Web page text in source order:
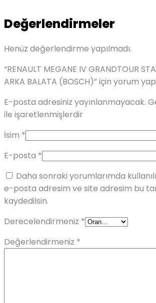
Değerlendirmeler
Henüz değerlendirme yapılmadı.
“RENAULT MEGANE IV GRANDTOUR
ARKA BALATA (BOSCH)” için yorum
E-posta adresiniz yayınlanmayacak.
ile işaretlenmişlerdir
İsim *
E-posta *
Daha sonraki yorumlarımda
e-posta adresim ve site adresim bu
kaydedilsin.
Derecelendirmeniz *
Değerlendirmeniz *